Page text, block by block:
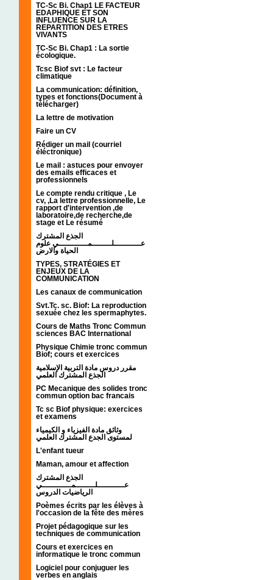
TC-Sc Bi. Chap1 LE FACTEUR
EDAPHIQUE ET SON
INFLUENCE SUR LA
REPARTITION DES ETRES
VIVANTS
TC-Sc Bi. Chap1 : La sortie
écologique.
Tcsc Biof svt : Le facteur
climatique
La communication: définition,
types et fonctions(Document à
télécharger)
La lettre de motivation
Faire un CV
Rédiger un mail (courriel
éléctronique)
Le mail : astuces pour envoyer
des emails efficaces et
professionnels
Le compte rendu critique , Le
cv, ,La lettre professionnelle, Le
rapport d'intervention ,de
laboratoire,de recherche,de
stage et Le résumé
الجذع المشترك
عـــــــــــلــــــــمــــــــــــي علوم
الحياة والارض
TYPES, STRATÉGIES ET
ENJEUX DE LA
COMMUNICATION
Les canaux de communication
Svt.Tc. sc. Biof: La reproduction
sexuée chez les spermaphytes.
Cours de Maths Tronc Commun
sciences BAC International
Physique Chimie tronc commun
Biof; cours et exercices
مقرر دروس مادة التربية الإسلامية
الجذع المشترك العلمي
PC Mecanique des solides tronc
commun option bac francais
Tc sc Biof physique: exercices
et examens
وثائق مادة الفيزياء و الكيمياء
L'enfant tueur
Maman, amour et affection
الجذع المشترك
عـــــــــــلــــــــمــــــــــــي
الرياضيات الدروس
Poèmes écrits par les élèves à
l'occasion de la fête des mères
Projet pédagogique sur les
techniques de communication
Cours et exercices en
informatique le tronc commun
Logiciel pour conjuguer les
verbes en anglais